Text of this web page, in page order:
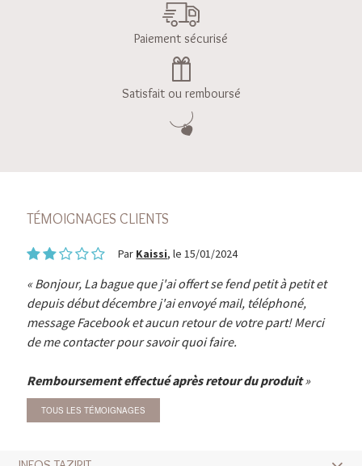
Paiement sécurisé
Satisfait ou remboursé
TÉMOIGNAGES CLIENTS
Par Kaissi, le 15/01/2024
Bonjour, La bague que j'ai offert se fend petit à petit et
depuis début décembre j'ai envoyé mail, téléphoné,
message Facebook et aucun retour de votre part! Merci
de me contacter pour savoir quoi faire.
Remboursement effectué après retour du produit
TOUS LES TÉMOIGNAGES